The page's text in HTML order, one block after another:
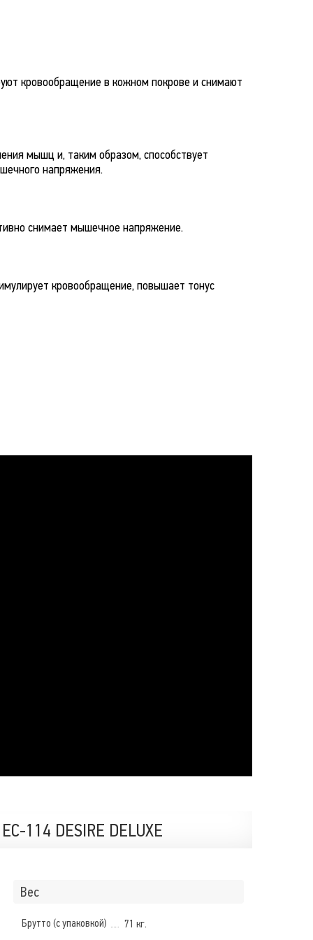
кровообращение в кожном покрове и снимают
мышц и, таким образом, способствует
напряжения.
снимает мышечное напряжение.
кровообращение, повышает тонус
114 DESIRE DELUXE
Вес
Брутто (с упаковкой) 71 кг.